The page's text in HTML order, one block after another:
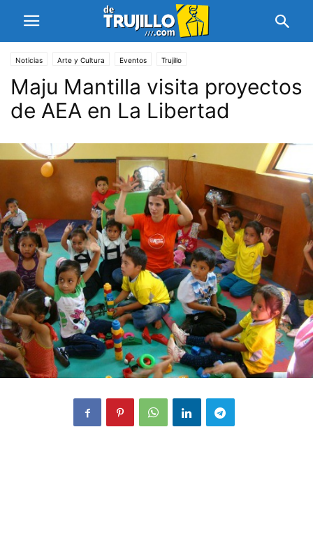
Noticias Arte y Cultura Eventos Trujillo
Maju Mantilla visita proyectos
de AEA en La Libertad